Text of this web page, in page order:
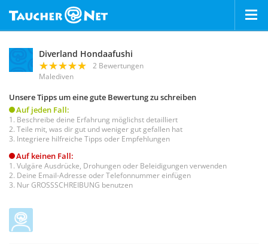
Diverland Hondaafushi
2 Bewertungen
Malediven
Unsere Tipps um eine gute Bewertung zu schreiben
Auf jeden Fall:
Beschreibe deine Erfahrung möglichst detailliert
Teile mit, was dir gut und weniger gut gefallen hat
Integriere hilfreiche Tipps oder Empfehlungen
Auf keinen Fall:
Vulgäre Ausdrücke, Drohungen oder Beleidigungen verwenden
Deine Email-Adresse oder Telefonnummer einfügen
Nur GROSSSCHREIBUNG benutzen